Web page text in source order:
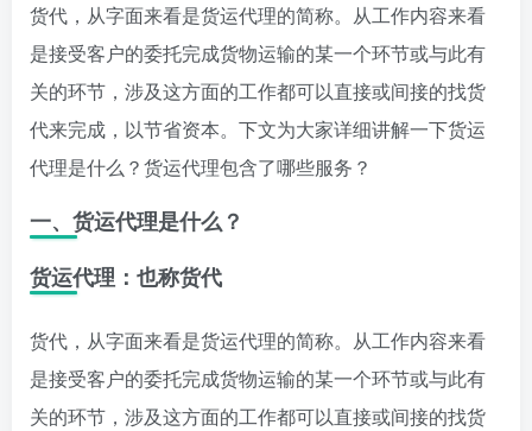
货代，从字面来看是货运代理的简称。从工作内容来看
是接受客户的委托完成货物运输的某一个环节或与此有
关的环节，涉及这方面的工作都可以直接或间接的找货
代来完成，以节省资本。下文为大家详细讲解一下货运
代理是什么？货运代理包含了哪些服务？
一、货运代理是什么？
货运代理：也称货代
货代，从字面来看是货运代理的简称。从工作内容来看
是接受客户的委托完成货物运输的某一个环节或与此有
关的环节，涉及这方面的工作都可以直接或间接的找货